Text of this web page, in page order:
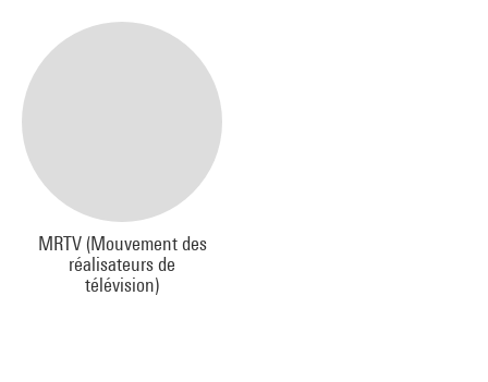
MRTV (Mouvement des
réalisateurs de
télévision)